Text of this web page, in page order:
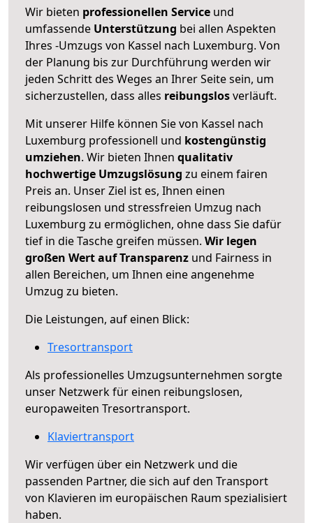
Wir bieten professionellen Service und
umfassende Unterstützung bei allen Aspekten
Ihres -Umzugs von Kassel nach Luxemburg. Von
der Planung bis zur Durchführung werden wir
jeden Schritt des Weges an Ihrer Seite sein, um
sicherzustellen, dass alles reibungslosverläuft.
Mit unserer Hilfe können Sie von Kassel nach
Luxemburg professionell und kostengünstig
umziehen. Wir bieten Ihnen qualitativ
hochwertige Umzugslösung zu einem fairen
Preis an. Unser Ziel ist es, Ihnen einen
reibungslosen und stressfreien Umzug nach
Luxemburg zu ermöglichen, ohne dass Sie dafür
tief in die Tasche greifen müssen. Wir legen
großen Wert auf Transparenz und Fairness in
allen Bereichen, um Ihnen eine angenehme
Umzug zu bieten.
Die Leistungen, auf einen Blick:
Tresortransport
Als professionelles Umzugsunternehmen sorgte
unser Netzwerk für einen reibungslosen,
europaweiten Tresortransport.
Klaviertransport
Wir verfügen über ein Netzwerk und die
passenden Partner, die sich auf den Transport
von Klavieren im europäischen Raum spezialisiert
haben.